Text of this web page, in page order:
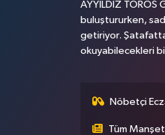
AYYILDIZ TOROS
buluştururken,
getiriyor.
okuyabilecekleri
Nöbetçi
Tüm